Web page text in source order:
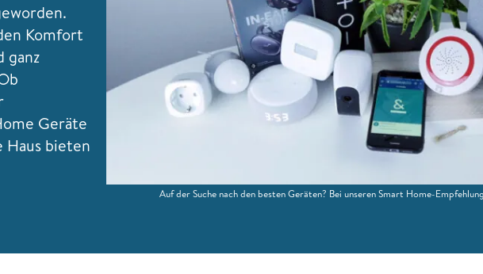
Komfort
ganz
Geräte
bieten
Auf der Suche nach den besten Geräten? Bei unseren Smart Home-